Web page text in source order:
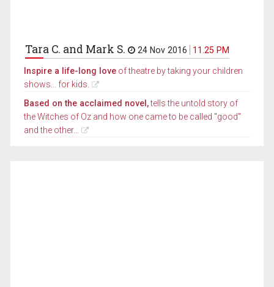
Tara C. and Mark S. 24 Nov 2016 11.25 PM
Inspire a life-long love of theatre by taking your children
shows... for kids.
Based on the acclaimed novel,tells the untold story of
the Witches of Oz and how one came to be called "good"
and the other...